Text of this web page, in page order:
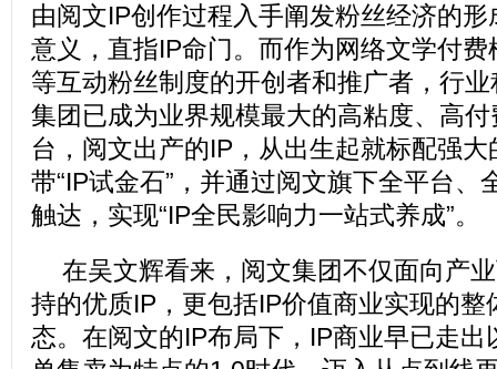
由阅文IP创作过程入手阐发粉丝经济的
意义，直指IP命门。而作为网络文学付
等互动粉丝制度的开创者和推广者，行
集团已成为业界规模最大的高粘度、高
台，阅文出产的IP，从出生起就标配强
带“IP试金石”，并通过阅文旗下全平台、
触达，实现“IP全民影响力一站式养成”。
在吴文辉看来，阅文集团不仅面向产
持的优质IP，更包括IP价值商业实现的整
态。在阅文的IP布局下，IP商业早已走